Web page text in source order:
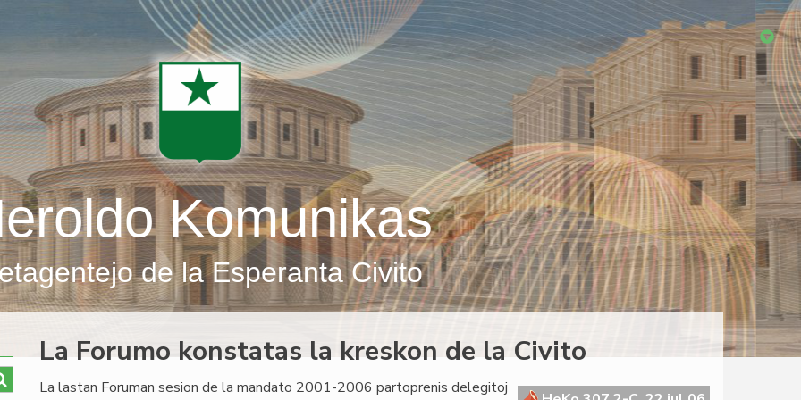
Komunikas
de la Esperanta Civito
La Forumo konstatas la kreskon de la Civito
La lastan Foruman sesion de la mandato 2001-2006 partoprenis delegitoj